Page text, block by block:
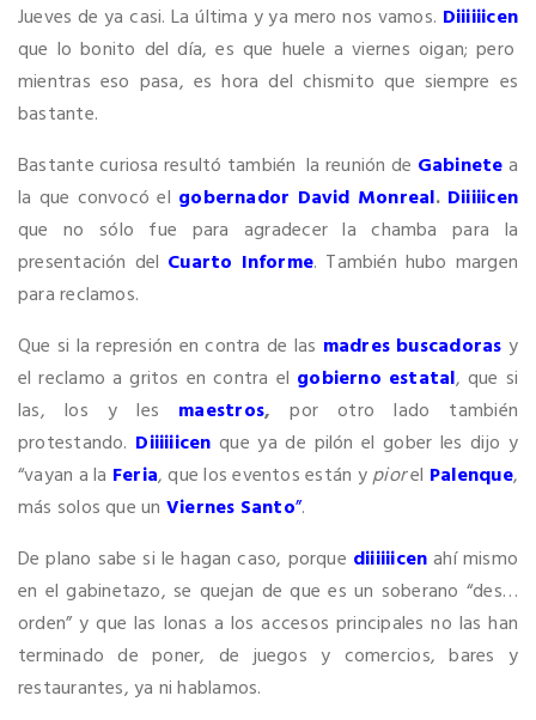
Jueves de ya casi. La última y ya mero nos vamos. Diiiiiicen
que lo bonito del día, es que huele a viernes oigan; pero
mientras eso pasa, es hora del chismito que siempre es
bastante.
Bastante curiosa resultó también la reunión de Gabinetea
la que convocó el gobernador David Monreal. Diiiiicen
que no sólo fue para agradecer la chamba para la
presentación del Cuarto Informe. También hubo margen
para reclamos.
Que si la represión en contra de las madres buscadoras y
el reclamo a gritos en contra el gobierno estatal, que si
las, los y les maestros,por otro lado también
protestando. Diiiiiicen que ya de pilón el gober les dijo y
“vayan a la Feria, que los eventos están ypiorel Palenque,
más solos que un Viernes Santo”.
De plano sabe si le hagan caso, porque diiiiiicenahí mismo
en el gabinetazo, se quejan de que es un soberano “des…
orden” y que las lonas a los accesos principales no las han
terminado de poner, de juegos y comercios, bares y
restaurantes, ya ni hablamos.